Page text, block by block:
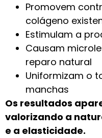
Promovem
colágeno
Estimulam a
Causam
reparo natural
Uniformizam o
manchas
Os resultados
valorizando a
e a elasticidade.